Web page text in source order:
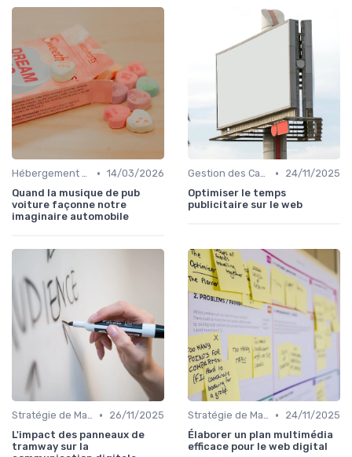
Hébergement et Maintenance Web • 14/03/2026
Quand la musique de pub
voiture façonne notre
imaginaire automobile
Gestion des Campagnes Publicitaires •
24/11/2025
Optimiser le temps
publicitaire sur le web
Stratégie de Marketing Digital •
26/11/2025
L'impact des panneaux de
tramway sur la
Stratégie de Marketing Digital •
24/11/2025
Élaborer un plan multimédia
efficace pour le web digital